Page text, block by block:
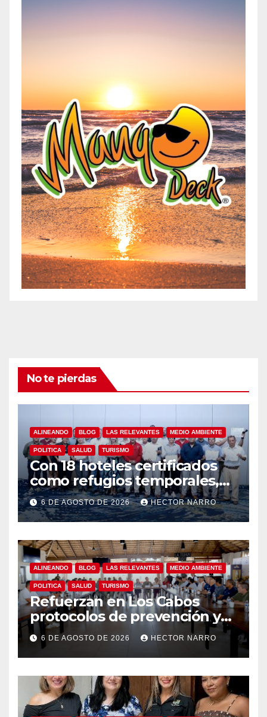
No te pierdas
ALINEANDO BLOG LAS RELEVANTES MEDIO AMBIENTE
POLITICA SALUD TURISMO
Con 18 hoteles certificados
como refugios temporales,
Gobierno de Los Cabos
refuerza la prevención y
garantiza un destino seguro
6 DE AGOSTO DE 2026 HECTOR NARRO
ALINEANDO BLOG LAS RELEVANTES MEDIO AMBIENTE
POLITICA SALUD TURISMO
Refuerzan en Los Cabos
protocolos de prevención y
rescate en playas ante oleaje
y temporada de ciclones
6 DE AGOSTO DE 2026 HECTOR NARRO